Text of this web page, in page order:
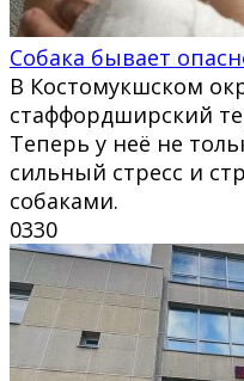
Собака бывает
В Костомукшском
стаффордширский
Теперь у неё не
сильный стресс и
собаками.
0330